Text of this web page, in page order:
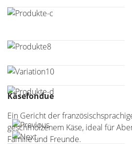
Käsefondue
Ein Gericht der
geschmolzenem Käse, ideal für
Familie und Freunde.